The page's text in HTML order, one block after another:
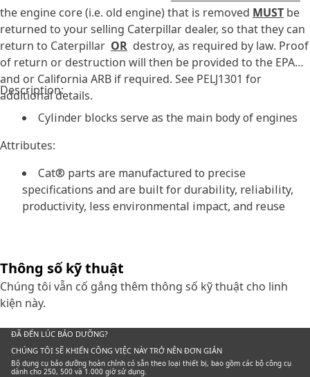
the engine core (i.e. old engine) that is removed MUST be
returned to your selling Caterpillar dealer, so that they can
return to Caterpillar OR destroy, as required by law. Proof
of return or destruction will then be provided to the EPA
and or California ARB if required. See PELJ1301 for
additional details.
Description:
Cylinder blocks serve as the main body of engines
Attributes:
Cat® parts are manufactured to precise
specifications and are built for durability, reliability,
productivity, less environmental impact, and reuse
Thông số kỹ thuật
Chúng tôi vẫn cố gắng thêm thông số kỹ thuật cho linh
kiện này.
ĐÃ ĐẾN LÚC BẢO DƯỠNG?
CHÚNG TÔI SẼ KHIẾN CÔNG VIỆC NÀY TRỞ NÊN ĐƠN GIẢN
Bộ dụng cụ bảo dưỡng hoàn chỉnh có sẵn theo loại thiết bị, bao gồm các bộ công cụ
dành cho 250, 500 và 1.000 giờ sử dụng.